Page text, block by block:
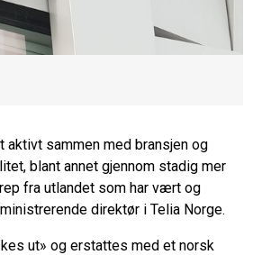
aktivt sammen med bransjen og
blant annet gjennom stadig mer
fra utlandet som har vært og
direktør i Telia Norge.
ut» og erstattes med et norsk